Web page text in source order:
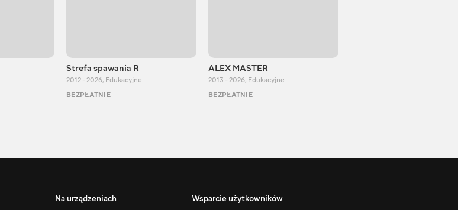
Strefa spawania R
2012 - 2026, Edukacyjne
BEZPŁATNIE
ALEX MASTER
2013 - 2026, Edukacyjne
BEZPŁATNIE
Na urządzeniach Wsparcie użytkowników